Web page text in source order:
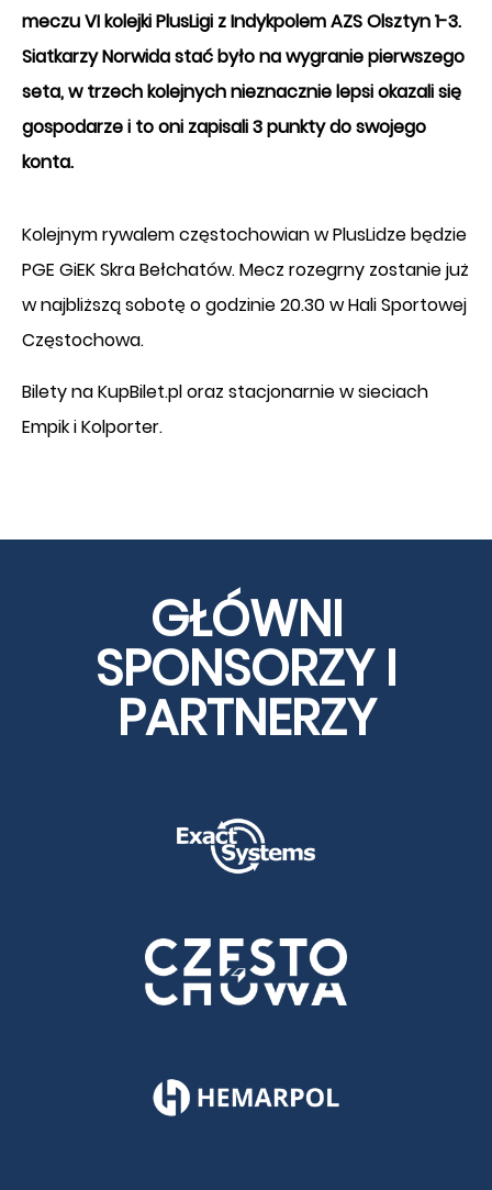
meczu VI kolejki PlusLigi z Indykpolem AZS Olsztyn 1-3.
Siatkarzy Norwida stać było na wygranie pierwszego
seta, w trzech kolejnych nieznacznie lepsi okazali się
gospodarze i to oni zapisali 3 punkty do swojego
konta.
Kolejnym rywalem częstochowian w PlusLidze będzie
PGE GiEK Skra Bełchatów. Mecz rozegrny zostanie już
w najbliższą sobotę o godzinie 20.30 w Hali Sportowej
Częstochowa.
Bilety na KupBilet.pl oraz stacjonarnie w sieciach
Empik i Kolporter.
GŁÓWNI
SPONSORZY I
PARTNERZY